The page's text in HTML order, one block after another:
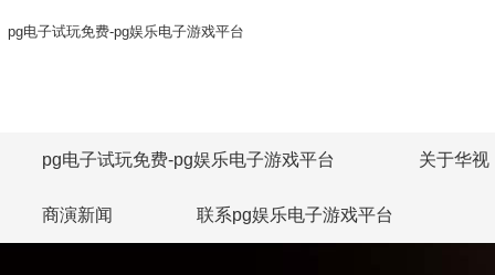
pg电子试玩免费-pg娱乐电子游戏平台
pg电子试玩免费-pg娱乐电子游戏平台 关于华视
商演新闻 联系pg娱乐电子游戏平台